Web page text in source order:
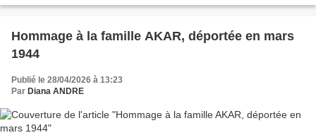
Hommage à la famille AKAR, déportée en mars
1944
Publié le 28/04/2026 à 13:23
Par Diana ANDRE